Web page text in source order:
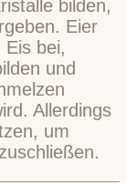
bilden,
Eier
bei,
und
Allerdings
um